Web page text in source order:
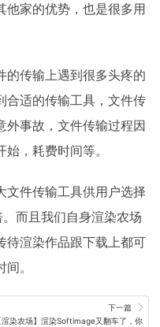
他家的优势，也是很多用
的传输上遇到很多头疼的
合适的传输工具，文件传
外事故，文件传输过程因
，耗费时间等。
文件传输工具供用户选择
而且我们自身渲染农场
待渲染作品跟下载上都可
。
下一篇
渲染农场】渲染Softimage又翻车了，你